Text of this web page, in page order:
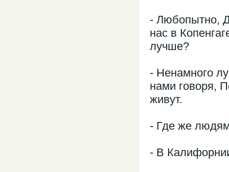
- Любопытно,
нас в
лучше?
- Ненамного
нами говоря,
живут.
- Где же
- В